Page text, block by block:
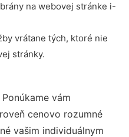
na webovej stránke i-
vrátane tých, ktoré nie
stránky.
Ponúkame vám
cenovo rozumné
vašim individuálnym